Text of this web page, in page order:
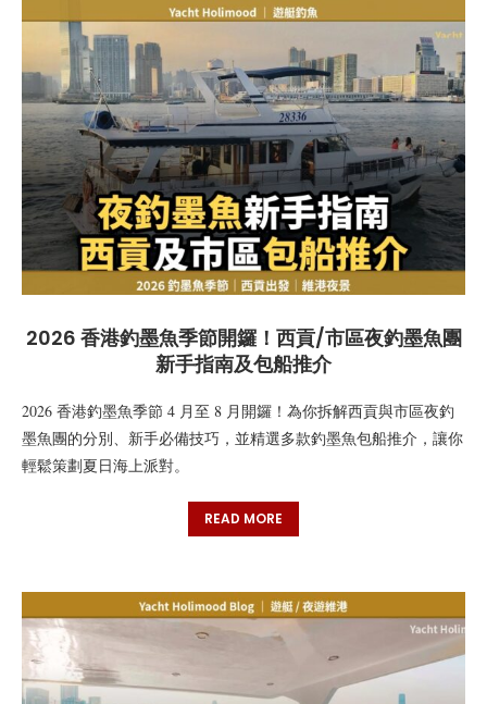
2026 香港釣墨魚季節開鑼！西貢/市區夜釣墨魚團
新手指南及包船推介
2026 香港釣墨魚季節 4 月至 8 月開鑼！為你拆解西貢與市區夜釣
墨魚團的分別、新手必備技巧，並精選多款釣墨魚包船推介，讓你
輕鬆策劃夏日海上派對。
READ MORE